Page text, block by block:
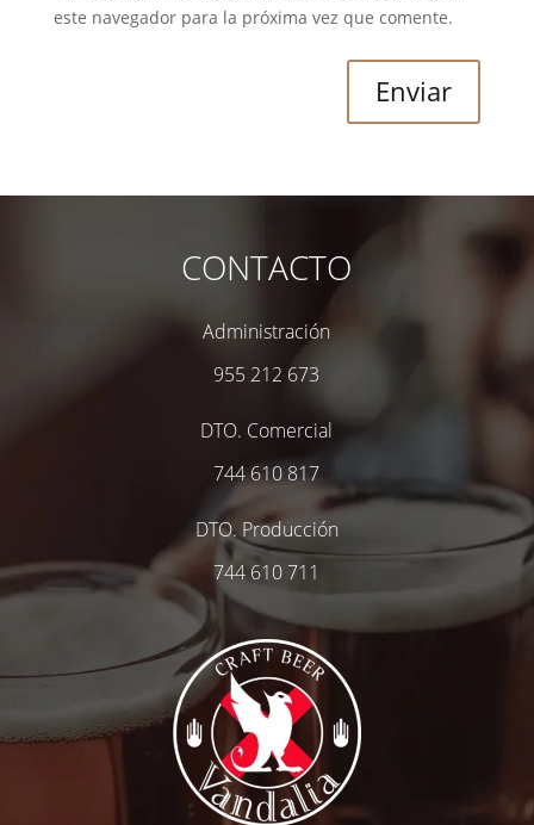
este navegador para la próxima vez que comente.
Enviar
CONTACTO
Administración
955 212 673
DTO. Comercial
744 610 817
DTO. Producción
744 610 711